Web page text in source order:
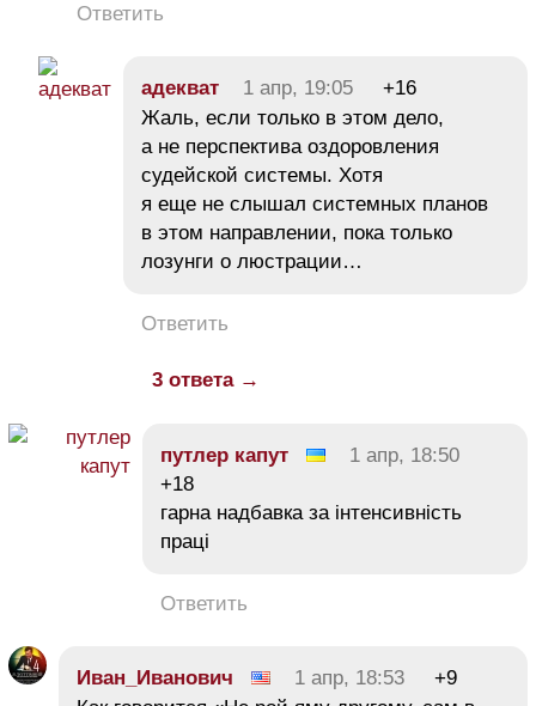
Ответить
адекват 1 апр, 19:05
+16
Жаль, если только в этом дело,
а не перспектива оздоровления
судейской системы. Хотя
я еще не слышал системных планов
в этом направлении, пока только
лозунги о люстрации…
Ответить
3 ответа →
путлер капут
1 апр, 18:50
+18
гарна надбавка за інтенсивність
праці
Ответить
Иван_Иванович 1 апр, 18:53
+9